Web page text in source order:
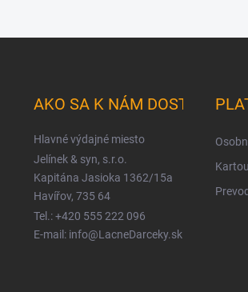
AKO SA K NÁM DOSTANETE
Hlavné výdajné miesto
Jelínek & syn, s.r.o.
Kapitána Jasioka 1362/15a
Havířov, 735 64
Tel.: +420 555 222 096
E-mail: info@LacneDarceky.sk
Kartou